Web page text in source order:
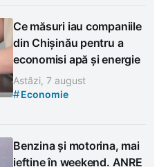
Ce măsuri iau companiile
din Chișinău pentru a
economisi apă și energie
Astăzi, 7 august
#Economie
Benzina și motorina, mai
ieftine în weekend. ANRE